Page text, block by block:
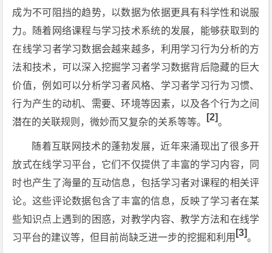
成为不可阻挡的趋势，以数据为依据更具有科学性和说服
力。随着网络课程与学习技术系统的发展，能够获取到的
在线学习者学习数据会越来越多，利用学习行为分析的方
法和技术，可以深入挖掘学习者学习数据背后隐藏的巨大
价值，例如可以分析学习者风格、学习者学习行为习惯、
行为产生的动机、需要、环境等因素，以及各个行为之间
潜在的关联规则，微妙而又复杂的关系等等。
[2]。
随着互联网技术的蓬勃发展，近年来涌现出了很多开
放式在线学习平台，它们不仅提供了丰富的学习内容，同
时也产生了海量的互动信息，包括学习者对课程的相关评
论。这些评论数据包含了丰富的信息，反映了学习者在某
些知识点上遇到的困惑，对教学内容、教学方法和在线学
习平台的建议等，但目前尚缺乏进一步的挖掘和利用 [3]。